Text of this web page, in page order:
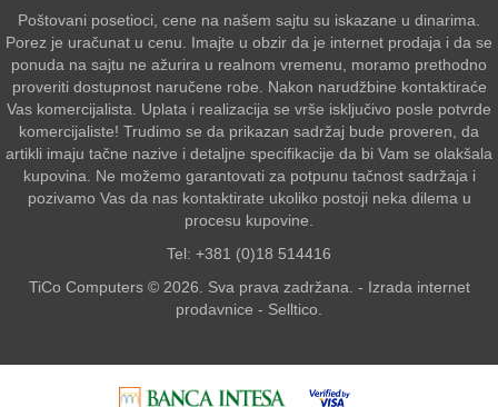
Poštovani posetioci, cene na našem sajtu su iskazane u dinarima.
Porez je uračunat u cenu. Imajte u obzir da je internet prodaja i da se
ponuda na sajtu ne ažurira u realnom vremenu, moramo prethodno
proveriti dostupnost naručene robe. Nakon narudžbine kontaktiraće
Vas komercijalista. Uplata i realizacija se vrše isključivo posle potvrde
komercijaliste! Trudimo se da prikazan sadržaj bude proveren, da
artikli imaju tačne nazive i detaljne specifikacije da bi Vam se olakšala
kupovina. Ne možemo garantovati za potpunu tačnost sadržaja i
pozivamo Vas da nas kontaktirate ukoliko postoji neka dilema u
procesu kupovine.
Tel: +381 (0)18 514416
TiCo Computers © 2026. Sva prava zadržana. - Izrada internet
prodavnice - Selltico.